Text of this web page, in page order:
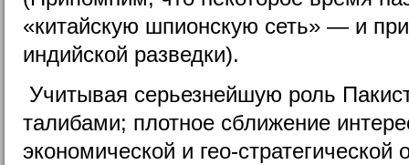
«китайскую шпионскую сеть» — и
индийской разведки).
Учитывая серьезнейшую роль
талибами; плотное сближение
экономической и гео-